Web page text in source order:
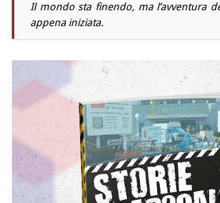
Il mondo sta finendo, ma l’avventura
appena iniziata.